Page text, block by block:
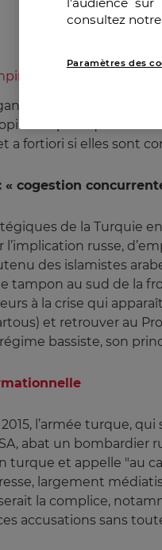
entre rivalité et
ont en commun
publiques
a fortiori si elles sont
« cogestion
de la Turquie
russe,
des islamistes
tampon au sud de la
à la crise qui
et retrouver au
bassiste, son
l’armée turque,
abat un bombardier
turque et appelle "au
largement
la complice,
accusations sans
consultez
Paramètres des